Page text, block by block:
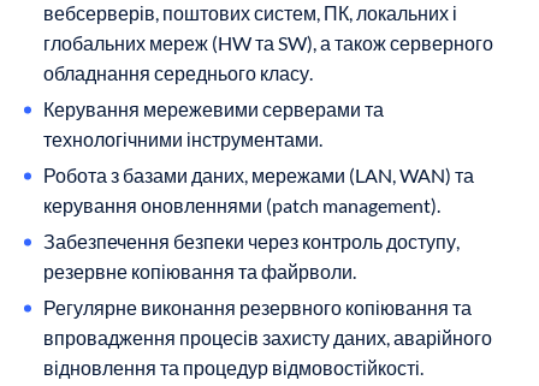
вебсерверів, поштових систем, ПК, локальних і
глобальних мереж (HW та SW), а також серверного
обладнання середнього класу.
Керування мережевими серверами та
технологічними інструментами.
Робота з базами даних, мережами (LAN, WAN) та
керування оновленнями (patch management).
Забезпечення безпеки через контроль доступу,
резервне копіювання та файрволи.
Регулярне виконання резервного копіювання та
впровадження процесів захисту даних, аварійного
відновлення та процедур відмовостійкості.